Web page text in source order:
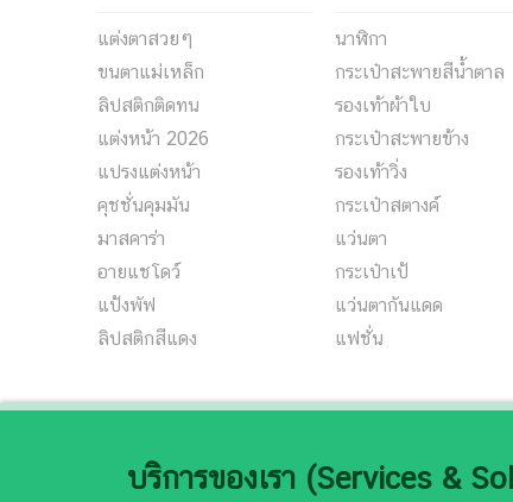
แต่งตาสวยๆ
ขนตาแม่เหล็ก
ลิปสติกติดทน
แต่งหน้า 2026
แปรงแต่งหน้า
คุชชั่นคุมมัน
มาสคาร่า
อายแชโดว์
แป้งพัฟ
ลิปสติกสีแดง
นาฬิกา
กระเป๋าสะพายสีน้ำตาล
รองเท้าผ้าใบ
กระเป๋าสะพายข้าง
รองเท้าวิ่ง
กระเป๋าสตางค์
แว่นตา
กระเป๋าเป้
แว่นตากันแดด
แฟชั่น
บริการของเรา (Services &